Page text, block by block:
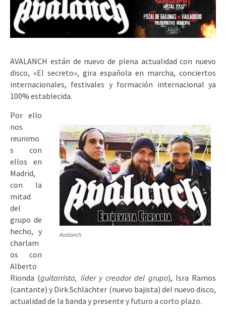
AVALANCH están de nuevo de plena actualidad con nuevo
disco, «El secreto», gira española en marcha, conciertos
internacionales, festivales y formación internacional ya
100% establecida.
Avalanch
Por ello
nos
reunimo
s con
ellos en
Madrid,
con la
mitad
del
grupo de
hecho, y
charlam
os con
Alberto
Rionda (guitarrista, líder y creador del grupo), Isra Ramos
(cantante) y Dirk Schlächter (nuevo bajista) del nuevo disco,
actualidad de la banda y presente y futuro a corto plazo.